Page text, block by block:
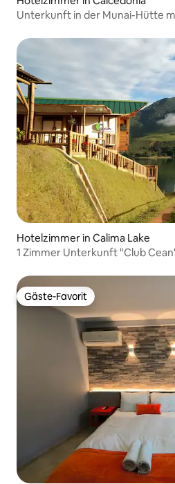
Unterkunft in der Munai-Hütte
Hotelzimmer in Calima Lake
1 Zimmer Unterkunft "Club
Gäste-Favorit
Gäste-Favorit